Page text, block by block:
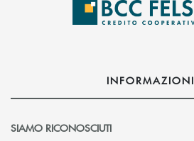
INFORMAZIONI
SIAMO RICONOSCIUTI